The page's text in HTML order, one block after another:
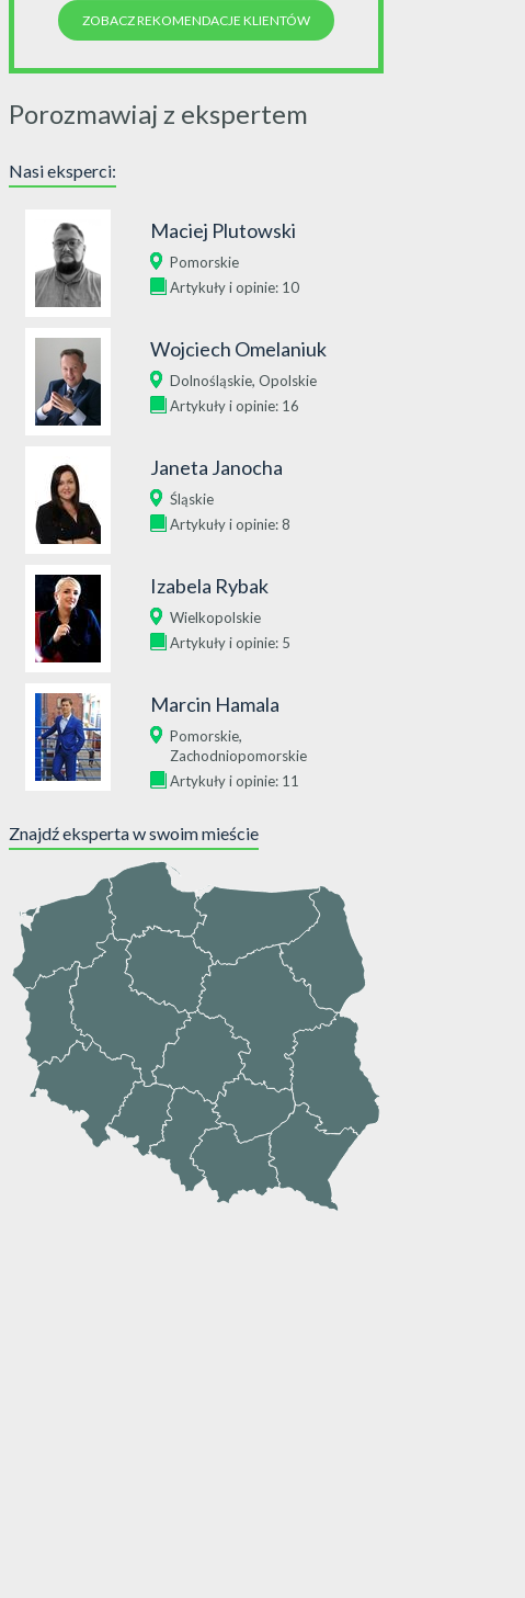
ZOBACZ REKOMENDACJE KLIENTÓW
Porozmawiaj z ekspertem
Nasi eksperci:
Maciej Plutowski
Pomorskie
Artykuły i opinie: 10
Wojciech Omelaniuk
Dolnośląskie, Opolskie
Artykuły i opinie: 16
Janeta Janocha
Śląskie
Artykuły i opinie: 8
Izabela Rybak
Wielkopolskie
Artykuły i opinie: 5
Marcin Hamala
Pomorskie,
Zachodniopomorskie
Artykuły i opinie: 11
Znajdź eksperta w swoim mieście